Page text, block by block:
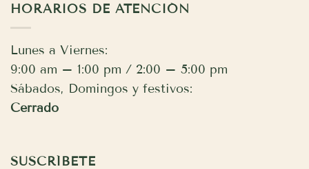
HORARIOS DE ATENCIÓN
Lunes a Viernes:
9:00 am – 1:00 pm / 2:00 – 5:00 pm
Sábados, Domingos y festivos:
Cerrado
SUSCRÍBETE